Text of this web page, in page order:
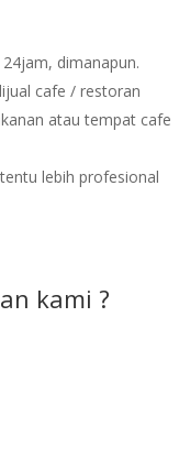
dimanapun.
cafe / restoran
atau tempat cafe
lebih profesional
kami ?